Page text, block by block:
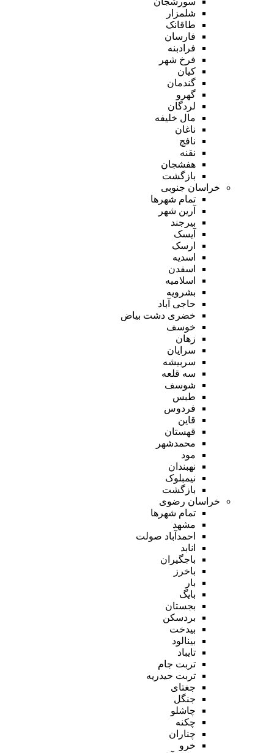
شلمزار
طاقانک
فارسان
فرادبنه
فرخ شهر
کیان
گندمان
گهرو
لردگان
مال خلیفه
ناغان
نافچ
نقنه
هفشجان
بازگشت
خراسان جنوبی
تمام شهر‌ها
آرین شهر
بیرجند
آیسک
ارسک
اسدیه
اسفدن
اسلامیه
بشرویه
حاجی آباد
خضری دشت بیاض
خوسف
زهان
سرایان
سربیشه
سه قلعه
شوسف
طبس
فردوس
قاین
قهستان
محمدشهر
مود
نهبندان
نیمبلوک
بازگشت
خراسان رضوی
تمام شهر‌ها
مشهد
احمدآباد صولت
انابد
باجگیران
باخرز
بار
بایگ
بجستان
بردسکن
بیدخت
بینالود
تایباد
تربت جام
تربت حیدریه
جغتای
جنگل
چاشلو
چکنه
چناران
خرو